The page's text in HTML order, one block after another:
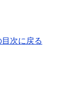
次に戻る